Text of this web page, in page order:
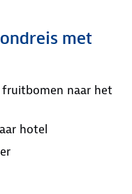
met
fruitbomen naar het
hotel